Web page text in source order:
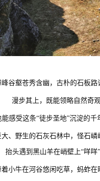
谷壑苍秀含幽，古朴的石板路
漫步其上，既能领略自然奇观
能感受这条“徒步圣地”沉淀的千
大、野生的石灰石林中，怪石嶙
抬头遇到黑山羊在峭壁上“咩咩
小牛在河谷悠闲吃草，蚂蚱